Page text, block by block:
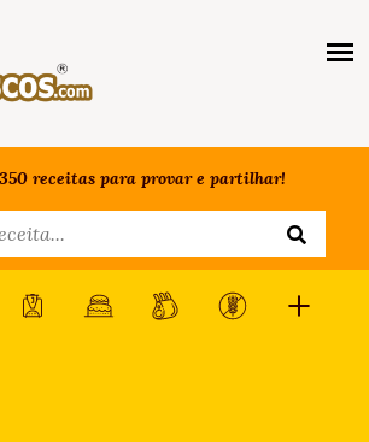
receitas para provar e partilhar!